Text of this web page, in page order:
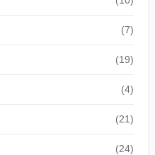
(7)
(19)
(4)
(21)
(24)